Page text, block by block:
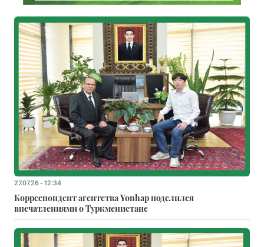
27.07.26 - 12:34
Корреспондент агентства Yonhap поделился
впечатлениями о Туркменистане